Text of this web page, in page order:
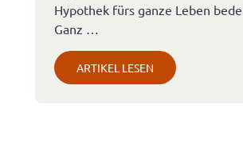
Hypothek fürs ganze Leben
Ganz …
ARTIKEL LESEN